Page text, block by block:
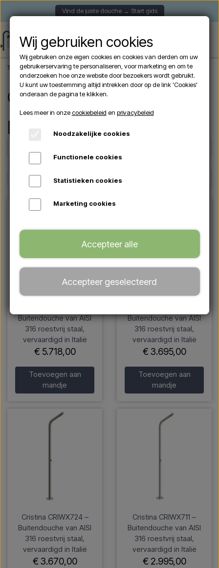
Vind de juiste douche → Start gids
Thuis Merknaam CRISTINA
Cristina – buitendouches in
premium Italiaans design
Buitendouche van AISI
316 roestvrij staal,
vervaardigd in Italië
€ 5.718,00
Toevoegen aan
mandje
Buitendouche van AISI
316 roestvrij staal,
vervaardigd in Italië
€ 3.695,00
Toevoegen aan
mandje
Cristina CRIWX724 –
Buitendouche van AISI
316 roestvrij staal,
vervaardigd in Italië
€ 3.670,00
Cristina CRIWX711 –
Buitendouche van AISI
316 roestvrij staal,
vervaardigd in Italië
€ 2.995,00
Wij gebruiken cookies
Wij gebruiken onze eigen cookies en cookies van derden om uw
gebruikerservaring te personaliseren, voor marketing en om te
onderzoeken hoe onze website door bezoekers wordt gebruikt.
U kunt uw toestemming altijd intrekken door op de link 'Cookies'
onderaan de pagina te klikken.
Lees meer in onzecookiebeleid en privacybeleid
Noodzakelijke cookies
Functionele cookies
Statistieken cookies
Marketing cookies
Accepteer alle
Accepteer geselecteerd